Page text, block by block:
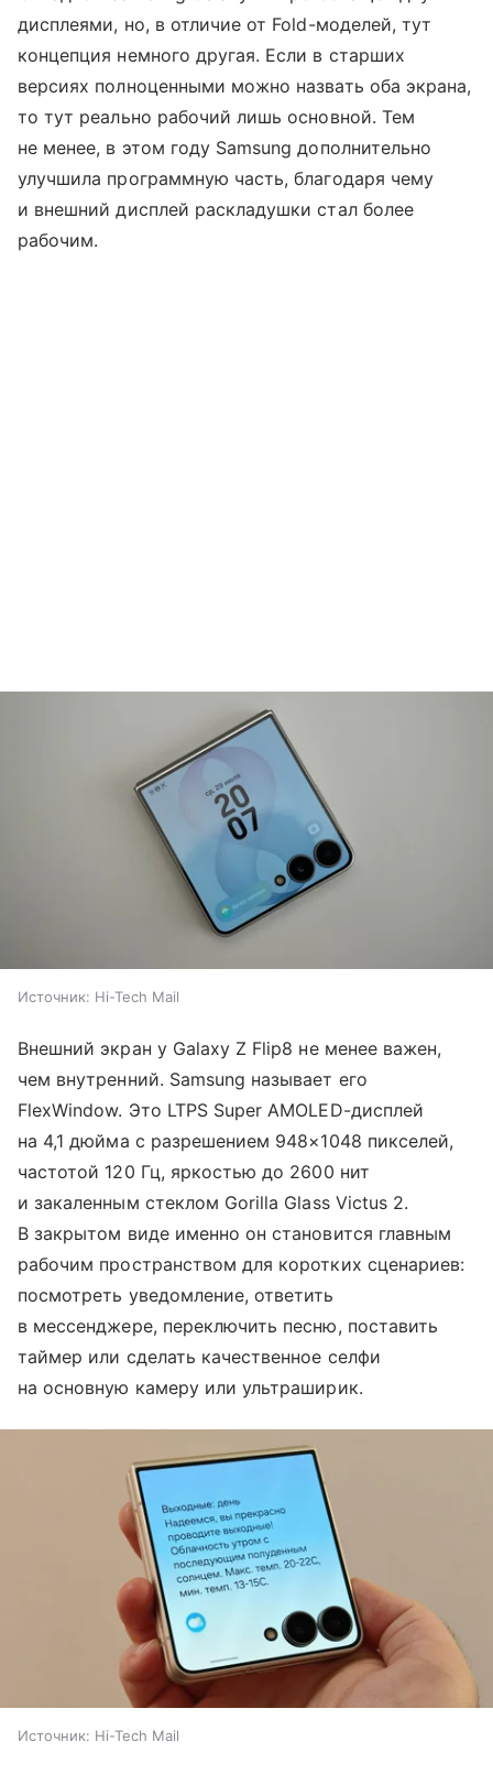
дисплеями, но, в отличие от Fold-моделей, тут
концепция немного другая. Если в старших
версиях полноценными можно назвать оба экрана,
то тут реально рабочий лишь основной. Тем
не менее, в этом году Samsung дополнительно
улучшила программную часть, благодаря чему
и внешний дисплей раскладушки стал более
рабочим.
Источник: Hi-Tech Mail
Внешний экран у Galaxy Z Flip8 не менее важен,
чем внутренний. Samsung называет его
FlexWindow. Это LTPS Super AMOLED-дисплей
на 4,1 дюйма с разрешением 948×1048 пикселей,
частотой 120 Гц, яркостью до 2600 нит
и закаленным стеклом Gorilla Glass Victus 2.
В закрытом виде именно он становится главным
рабочим пространством для коротких сценариев:
посмотреть уведомление, ответить
в мессенджере, переключить песню, поставить
таймер или сделать качественное селфи
на основную камеру или ультраширик.
Источник: Hi-Tech Mail